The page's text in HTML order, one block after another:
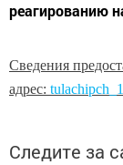
реагированию
Сведения
адрес: tulachipch
Следите за